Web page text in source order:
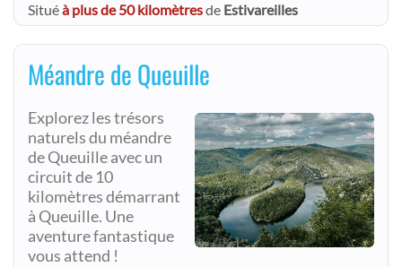
Situéà plus de 50 kilomètresde Estivareilles
Méandre de Queuille
Explorez les trésors
naturels du méandre
de Queuille avec un
circuit de 10
kilomètres démarrant
à Queuille. Une
aventure fantastique
vous attend !